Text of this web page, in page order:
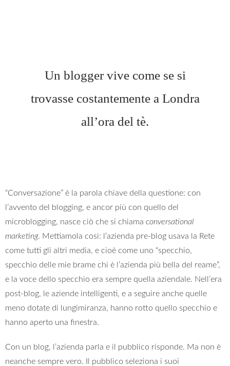
Un blogger vive come se si
trovasse costantemente a Londra
all’ora del tè.
“Conversazione” è la parola chiave della questione: con
l’avvento del blogging, e ancor più con quello del
microblogging, nasce ciò che si chiama conversational
marketing. Mettiamola così: l’azienda pre-blog usava la Rete
come tutti gli altri media, e cioè come uno “specchio,
specchio delle mie brame chi è l’azienda più bella del reame”,
e la voce dello specchio era sempre quella aziendale. Nell’era
post-blog, le aziende intelligenti, e a seguire anche quelle
meno dotate di lungimiranza, hanno rotto quello specchio e
hanno aperto una finestra.
Con un blog, l’azienda parla e il pubblico risponde. Ma non è
neanche sempre vero. Il pubblico seleziona i suoi